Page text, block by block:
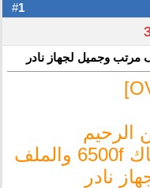
1
الرحيم
ملف قنوات نادر لجهاز جاك 6500f والملف
نادر